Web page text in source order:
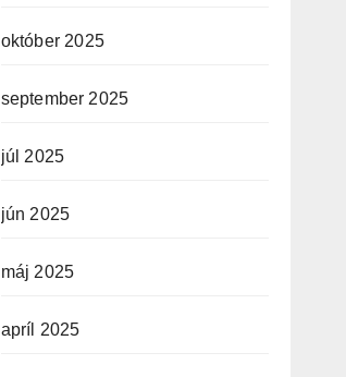
október 2025
september 2025
júl 2025
jún 2025
máj 2025
apríl 2025